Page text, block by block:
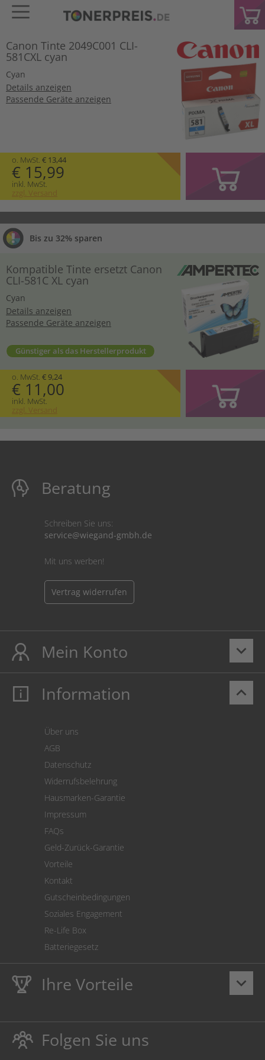
Canon Tinte 2049C001 CLI-
581CXL cyan
Cyan
Details anzeigen
Passende Geräte anzeigen
o. MwSt. € 13,44
€ 15,99
inkl. MwSt.
zzgl. Versand
Bis zu 32% sparen
Kompatible Tinte ersetzt Canon
CLI-581C XL cyan
Cyan
Details anzeigen
Passende Geräte anzeigen
Günstiger als das Herstellerprodukt
o. MwSt. € 9,24
€ 11,00
inkl. MwSt.
zzgl. Versand
Beratung
Schreiben Sie uns:
service@wiegand-gmbh.de
Mit uns werben!
Vertrag widerrufen
keyboard_arrow_down
Mein Konto
Mein Konto
Cookie Einstellungen
keyboard_arrow_up
Information
Über uns
AGB
Datenschutz
Widerrufsbelehrung
Hausmarken-Garantie
Impressum
FAQs
Geld-Zurück-Garantie
Vorteile
Kontakt
Gutscheinbedingungen
Soziales Engagement
Re-Life Box
Batteriegesetz
keyboard_arrow_down
Ihre Vorteile
LebenslangeHausmarke Garantieauf Toner und Tinte
schützt auch Ihren Drucker.
Umweltfreundlich dadurch Abfallvermeidung.
Folgen Sie uns